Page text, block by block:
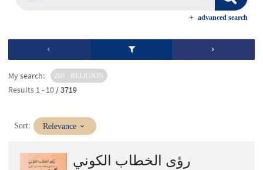
advanced search
My search: 200 - RELIGION
Results 1 - 10 / 3719
Sort: (Immediate
update)
Relevance
رؤى الخطاب الكوني